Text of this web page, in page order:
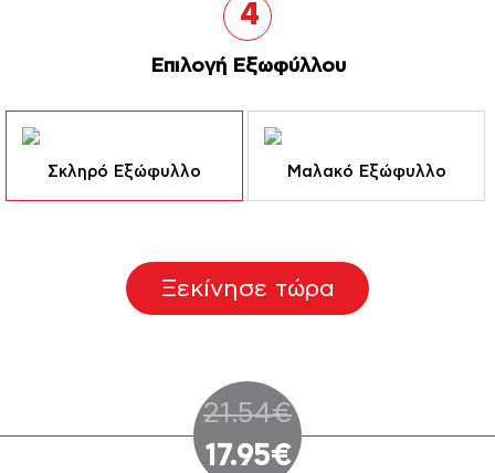
4
Επιλογή Εξωφύλλου
Σκληρό Εξώφυλλο Μαλακό Εξώφυλλο
21.54€Original
price
17.95€Η
Ξεκίνησε τώρα